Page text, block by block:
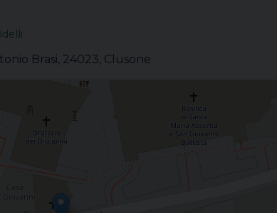
Brasi, 24023, Clusone